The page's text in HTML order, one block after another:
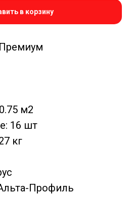
в корзину
м2
16 шт
кг
Профиль